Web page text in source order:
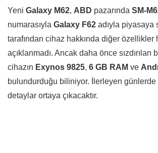
Yeni Galaxy M62, ABD pazarında SM-
numarasıyla Galaxy F62 adıyla piyasaya
tarafından cihaz hakkında diğer özellikler
açıklanmadı. Ancak daha önce sızdırılan
cihazın Exynos 9825, 6 GB RAM ve
bulundurduğu biliniyor. İlerleyen günlerde
detaylar ortaya çıkacaktır.